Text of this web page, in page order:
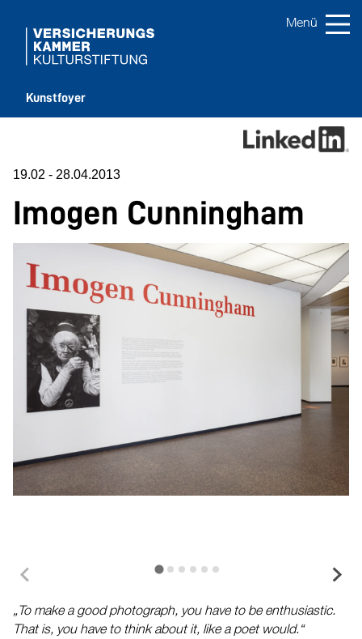
Kunstfoyer
19.02 - 28.04.2013
Imogen Cunningham
„To make a good photograph, you have to be enthusiastic.
That is, you have to think about it, like a poet would.“